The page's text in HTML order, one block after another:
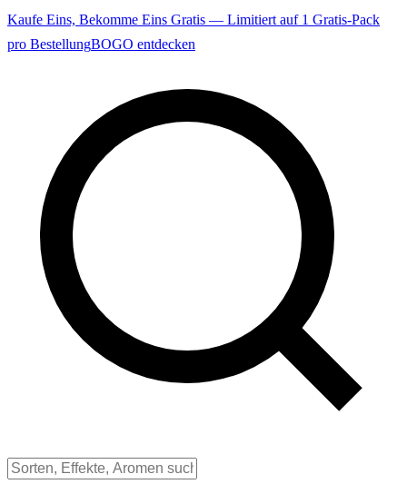
Kaufe Eins, Bekomme Eins Gratis — Limitiert auf 1 Gratis-Pack
pro BestellungBOGO entdecken